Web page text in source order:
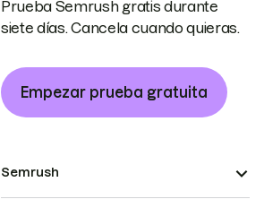
Prueba Semrush gratis durante
siete días. Cancela cuando quieras.
Empezar prueba gratuita
Semrush